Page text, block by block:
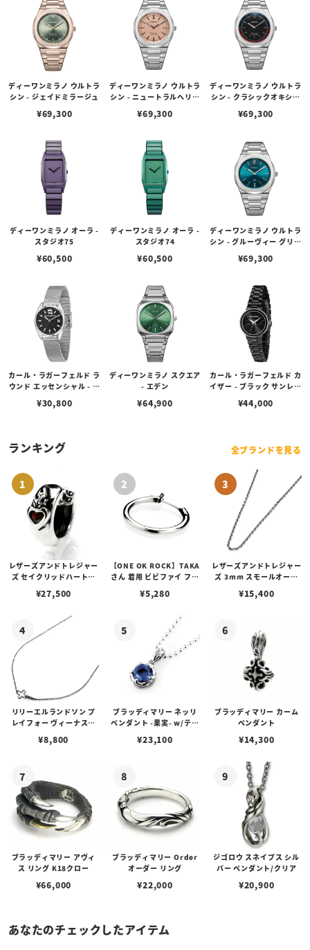
ディーワンミラノ ウルトラ
シン - ジェイドミラージュ
¥69,300
ディーワンミラノ ウルトラ
シン - ニュートラルヘリテ
¥69,300
ディーワンミラノ ウルトラ
シン - クラシックオキシモ
¥69,300
ディーワンミラノ オーラ -
スタジオ75
¥60,500
ディーワンミラノ オーラ -
スタジオ74
¥60,500
ディーワンミラノ ウルトラ
シン - グルーヴィー グリー
¥69,300
カール・ラガーフェルド ラ
ウンド エッセンシャル - ブ
シルバー メッシュ
¥30,800
ディーワンミラノ スクエア
- エデン
¥64,900
カール・ラガーフェルド カ
イザー - ブラック サンレイ
ラック
¥44,000
ランキング 全ブランドを見る
レザーズアンドトレジャー
ズ セイクリッドハートピ
¥27,500
【ONE OK ROCK】TAKA
さん 着用 ビビファイ フー
¥5,280
レザーズアンドトレジャー
ズ 3mm スモールオーバ
ブスタークラスプ＆LTロ
¥15,400
リリーエルランドソン プ
レイフォー ヴィーナスチ
¥8,800
ブラッディマリー ネッリ
ペンダント -果実- w/ティ
¥23,100
ブラッディマリー カーム
ペンダント
¥14,300
ブラッディマリー アヴィ
ス リング K18クロー
¥66,000
ブラッディマリー Order
オーダー リング
¥22,000
ジゴロウ スネイプス シル
バー ペンダント/クリア
¥20,900
あなたのチェックしたアイテム